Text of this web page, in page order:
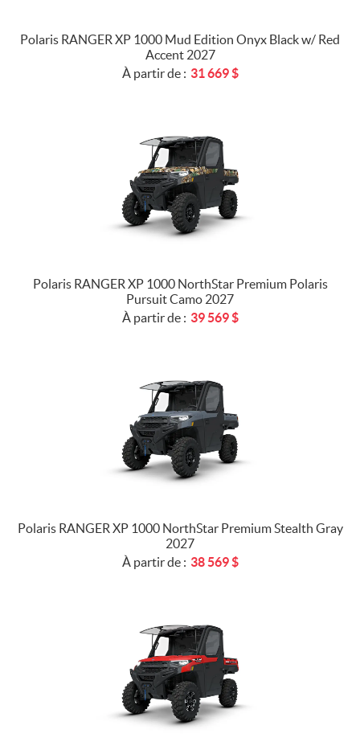
Polaris RANGER XP 1000 Mud Edition Onyx Black w/ Red
Accent 2027
À partir de : 31 669$
Polaris RANGER XP 1000 NorthStar Premium Polaris
Pursuit Camo 2027
À partir de : 39 569$
Polaris RANGER XP 1000 NorthStar Premium Stealth Gray
2027
À partir de : 38 569$